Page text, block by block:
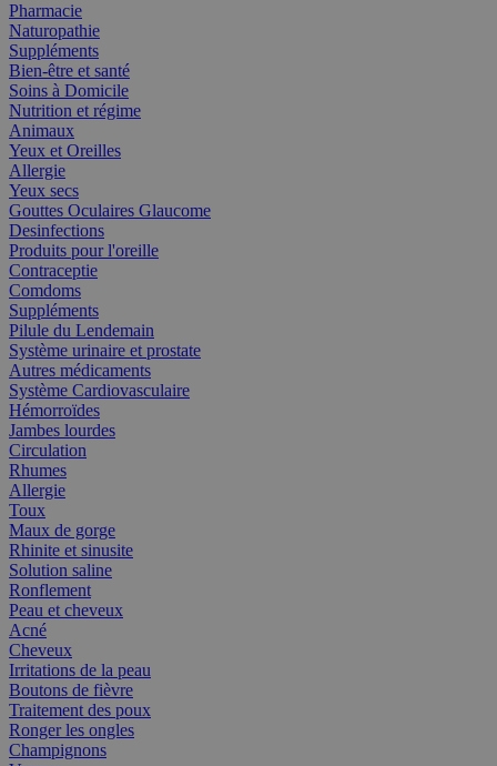
Pharmacie
Naturopathie
Suppléments
Bien-être et santé
Soins à Domicile
Nutrition et régime
Animaux
Yeux et Oreilles
Allergie
Yeux secs
Gouttes Oculaires Glaucome
Desinfections
Produits pour l'oreille
Contraceptie
Comdoms
Suppléments
Pilule du Lendemain
Système urinaire et prostate
Autres médicaments
Système Cardiovasculaire
Hémorroïdes
Jambes lourdes
Circulation
Rhumes
Allergie
Toux
Maux de gorge
Rhinite et sinusite
Solution saline
Ronflement
Peau et cheveux
Acné
Cheveux
Irritations de la peau
Boutons de fièvre
Traitement des poux
Ronger les ongles
Champignons